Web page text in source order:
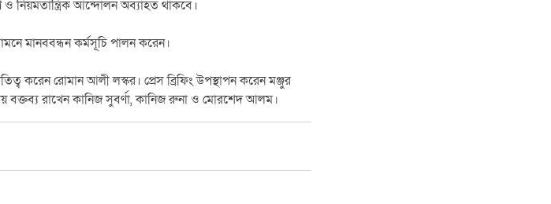
ও নিয়মতান্ত্রিক আন্দোলন অব্যাহত থাকবে।
মানববন্ধন কর্মসূচি পালন করেন।
করেন রোমান আলী লস্কর। প্রেস ব্রিফিং উপস্থাপন করেন মঞ্জুর
বক্তব্য রাখেন কানিজ সুবর্ণা, কানিজ রুনা ও মোরশেদ আলম।